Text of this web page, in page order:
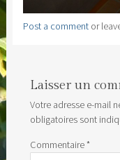
Post a commentor
Laisser un
Votre adresse e-mail
obligatoires sont
Commentaire*